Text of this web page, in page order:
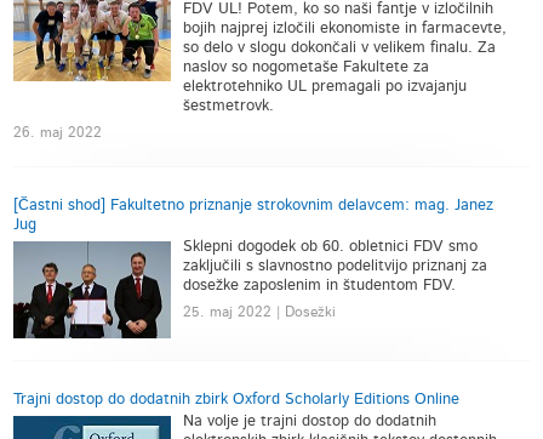
FDV UL! Potem, ko so naši fantje v izločilnih
bojih najprej izločili ekonomiste in farmacevte,
so delo v slogu dokončali v velikem finalu. Za
naslov so nogometaše Fakultete za
elektrotehniko UL premagali po izvajanju
šestmetrovk.
26. maj 2022
[Častni shod] Fakultetno priznanje strokovnim delavcem: mag. Janez
Jug
Sklepni dogodek ob 60. obletnici FDV smo
zaključili s slavnostno podelitvijo priznanj za
dosežke zaposlenim in študentom FDV.
25. maj 2022 | Dosežki
Trajni dostop do dodatnih zbirk Oxford Scholarly Editions Online
Na volje je trajni dostop do dodatnih